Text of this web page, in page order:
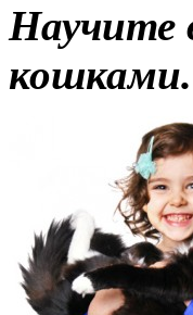
Научите
кошками.